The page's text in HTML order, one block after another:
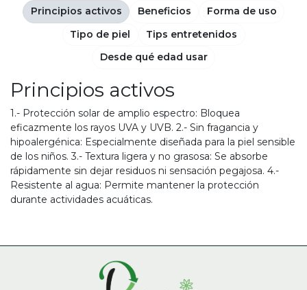
Principios activos
1.- Protección solar de amplio espectro: Bloquea
eficazmente los rayos UVA y UVB. 2.- Sin fragancia y
hipoalergénica: Especialmente diseñada para la piel sensible
de los niños. 3.- Textura ligera y no grasosa: Se absorbe
rápidamente sin dejar residuos ni sensación pegajosa. 4.-
Resistente al agua: Permite mantener la protección
durante actividades acuáticas.
Principios activos Beneficios
Forma de uso
Tipo de piel
Tips entretenidos
Desde qué edad usar